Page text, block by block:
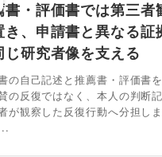
書・評価書では第三者
き、申請書と異なる証
じ研究者像を支える
の自己記述と推薦書・評価書
の反復ではなく、本人の判断
が観察した反復行動へ分担しま